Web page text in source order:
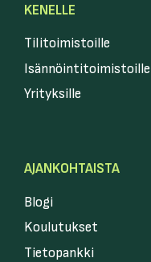
KENELLE
Tilitoimistoille
Isännöintitoimistoille
Yrityksille
AJANKOHTAISTA
Blogi
Koulutukset
Tietopankki